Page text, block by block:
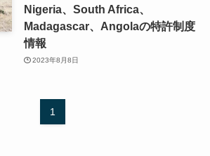
Nigeria、South Africa、
Madagascar、Angolaの特許制度
情報
2023年8月8日
1